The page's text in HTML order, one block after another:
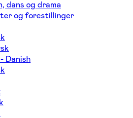
dans og drama
og forestillinger
Danish